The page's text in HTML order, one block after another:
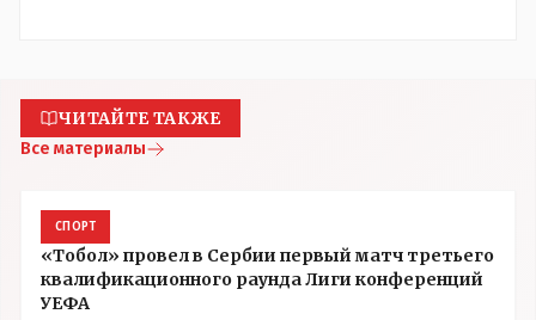
ЧИТАЙТЕ ТАКЖЕ
Все материалы
СПОРТ
«Тобол» провел в Сербии первый матч третьего
квалификационного раунда Лиги конференций
УЕФА